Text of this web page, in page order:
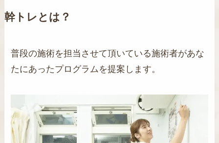
幹トレとは？
普段の施術を担当させて頂いている施術者があな
たにあったプログラムを提案します。